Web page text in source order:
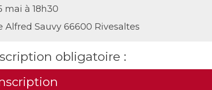
mai à 18h30
Alfred Sauvy 66600 Rivesaltes
obligatoire :